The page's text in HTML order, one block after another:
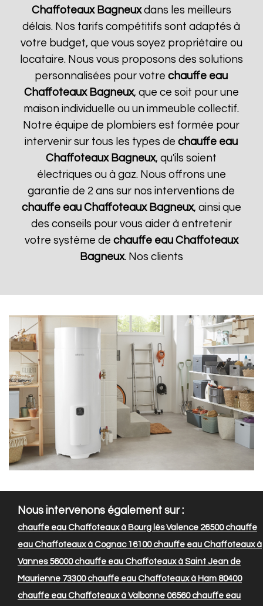
Chaffoteaux Bagneuxdans les meilleurs
délais. Nos tarifs compétitifs sont adaptés à
votre budget, que vous soyez propriétaire ou
locataire. Nous vous proposons des solutions
personnalisées pour votrechauffe eau
Chaffoteaux Bagneux, que ce soit pour une
maison individuelle ou un immeuble collectif.
Notre équipe de plombiers est formée pour
intervenir sur tous les types dechauffe eau
Chaffoteaux Bagneux, qu'ils soient
électriques ou à gaz. Nous offrons une
garantie de 2 ans sur nos interventions de
chauffe eau Chaffoteaux Bagneux, ainsi que
des conseils pour vous aider à entretenir
votre système de chauffe eau Chaffoteaux
Bagneux. Nos clients
Nous intervenons également sur :
chauffe eau Chaffoteaux à Bourg lès Valence 26500chauffe
eau Chaffoteaux à Cognac 16100chauffe eau Chaffoteaux à
Vannes 56000chauffe eau Chaffoteaux à Saint Jean de
Maurienne 73300chauffe eau Chaffoteaux à Ham 80400
chauffe eau Chaffoteaux à Valbonne 06560chauffe eau